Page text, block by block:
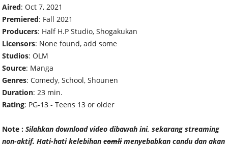
Aired: Oct 7, 2021
Premiered: Fall 2021
Producers: Half H.P Studio, Shogakukan
Licensors: None found, add some
Studios: OLM
Source: Manga
Genres: Comedy, School, Shounen
Duration: 23 min.
Rating: PG-13 - Teens 13 or older
Note :Silahkan download video dibawah ini, sekarang streaming
non-aktif. Hati-hati kelebihancomlimenyebabkan candu dan akan